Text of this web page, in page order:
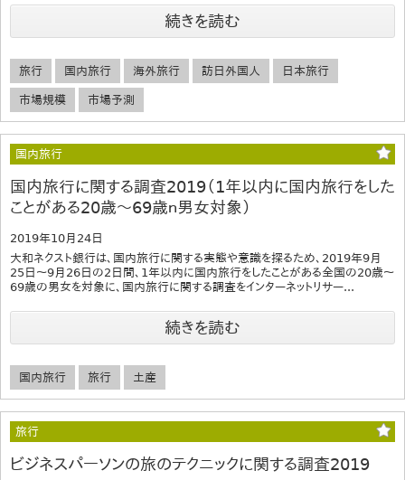
続きを読む
旅行 国内旅行 海外旅行 訪日外国人 日本旅行
市場規模 市場予測
国内旅行
国内旅行に関する調査2019（1年以内に国内旅行をした
ことがある20歳～69歳ｎ男女対象）
2019年10月24日
大和ネクスト銀行は、国内旅行に関する実態や意識を探るため、2019年9月
25日～9月26日の2日間、1年以内に国内旅行をしたことがある全国の20歳～
69歳の男女を対象に、国内旅行に関する調査をインターネットリサー...
続きを読む
国内旅行 旅行 土産
旅行
ビジネスパーソンの旅のテクニックに関する調査2019